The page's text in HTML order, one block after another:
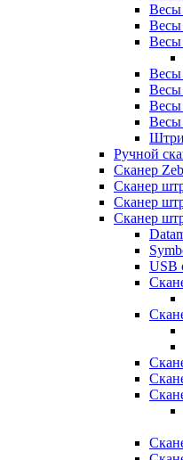
Весы
Весы
Весы
Ручной
Сканер
Сканер
Сканер
Сканер
USB